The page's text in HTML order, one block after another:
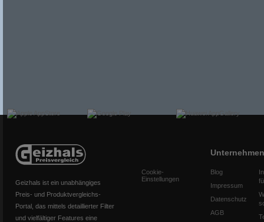
Geizhals ist ein unabhängiges
Preis- und Produktvergleichs-
Portal, das mittels detaillierter Filter
und vielfältiger Features eine
Cookie-
Einstellungen
Unternehmen
Blog
Impressum
Datenschutz
AGB